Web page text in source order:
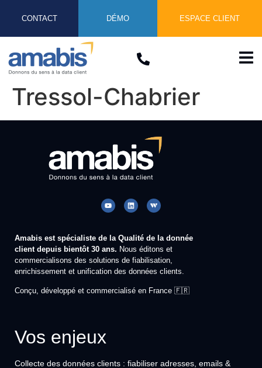
CONTACT DÉMO ESPACE CLIENT
Tressol-Chabrier
Amabis est spécialiste de la Qualité de la donnée
client depuis bientôt 30 ans. Nous éditons et
commercialisons des solutions de fiabilisation,
enrichissement et unification des données clients.
Conçu, développé et commercialisé en France 🇫🇷
Vos enjeux
Collecte des données clients : fiabiliser adresses, emails &